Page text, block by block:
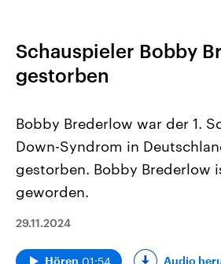
Schauspieler Bobby
gestorben
Bobby Brederlow war der 1.
Down-Syndrom in
gestorben. Bobby Brederlow
geworden.
29.11.2024
Hören 01:54 Audio